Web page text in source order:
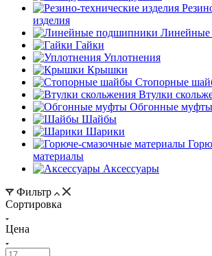
изделия
Гайки
Уплотнения
Крышки
Стопорные
Втулки
Обгонные муфты
Шайбы
Шарики
материалы
Аксессуары
Фильтр
Сортировка
Цена